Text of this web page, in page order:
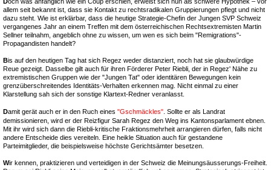
allem seit bekannt ist, dass sie Kontakt zu rechtsradikalen Gruppierungen pflegt und nicht
dazu steht. Wie ist erklärbar, dass die heutige Strategie-Chefin der Jungen SVP Schweiz
vergangenes Jahr an einem Treffen mit dem österreichischen Rechtsextremisten Martin
Sellner teilnahm, angeblich ohne zu wissen, um wen es sich beim "Remigrations"-
Propagandisten handelt?
Bis auf den heutigen Tag hat sich Regez weder distanziert, noch hat sie glaubwürdige
Reue gezeigt. Dasselbe gilt auch für ihren Förderer Peter Riebli, der in Regez' Nähe zu
extremistischen Gruppen wie der "Jungen Tat" oder identitären Bewegungen kein
grenzüberschreitendes Identitäts-Verhalten erkennen mag. Nicht einmal zu einer
Klarstellung sah sich der sonstige Klartext-Redner veranlasst.
Damit gerät auch er in den Ruch eines "Gschmäckles" . Sollte er als Landrat
demissionieren, wird er der Reizfigur Sarah Regez den Weg ins Kantonsparlament ebnen.
Mit ihr wird sich dann die Riebli-kritische Fraktionsmehrheit arrangieren dürfen, falls nicht
andere Entscheide dies vereiteln. Eine heikle Situation auch für gestandene
Parteimitglieder, die beispielsweise höchste Gerichtsämter besetzen.
Wir kennen, praktizieren und verteidigen in der Schweiz die Meinungsäusserungs-Freiheit.